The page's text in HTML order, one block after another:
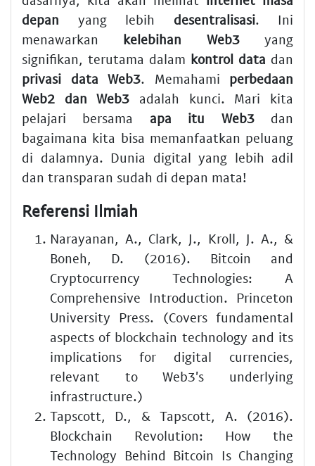
depan yang lebih desentralisasi. Ini
menawarkan kelebihan Web3yang
signifikan, terutama dalam kontrol data dan
privasi data Web3. Memahami perbedaan
Web2 dan Web3 adalah kunci. Mari kita
pelajari bersama apa itu Web3dan
bagaimana kita bisa memanfaatkan peluang
di dalamnya. Dunia digital yang lebih adil
dan transparan sudah di depan mata!
Referensi Ilmiah
Narayanan, A., Clark, J., Kroll, J. A., &
Boneh, D. (2016). Bitcoin and
Cryptocurrency Technologies: A
Comprehensive Introduction. Princeton
University Press. (Covers fundamental
aspects of blockchain technology and its
implications for digital currencies,
relevant to Web3's underlying
infrastructure.)
Tapscott, D., & Tapscott, A. (2016).
Blockchain Revolution: How the
Technology Behind Bitcoin Is Changing